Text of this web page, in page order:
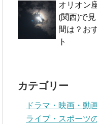
オリオン
(関西)で
間は？お
ト
カテゴリー
ドラマ・映画・動
ライブ・スポーツ